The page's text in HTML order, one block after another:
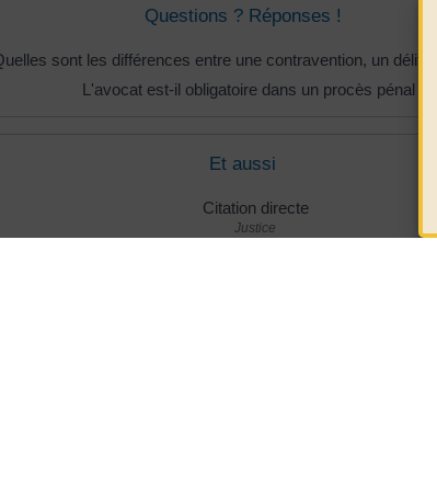
Questions ? Réponses !
sont les différences entre une contravention, un délit et
L'avocat est-il obligatoire dans un procès pénal ?
Et aussi
Citation directe
Justice